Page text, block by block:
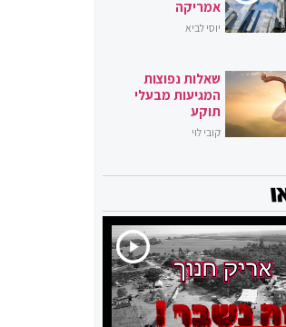
אמריקה
יוסי לביא
שאלות נפוצות
המגיעות מבעלי
תוקע
קובי לוי